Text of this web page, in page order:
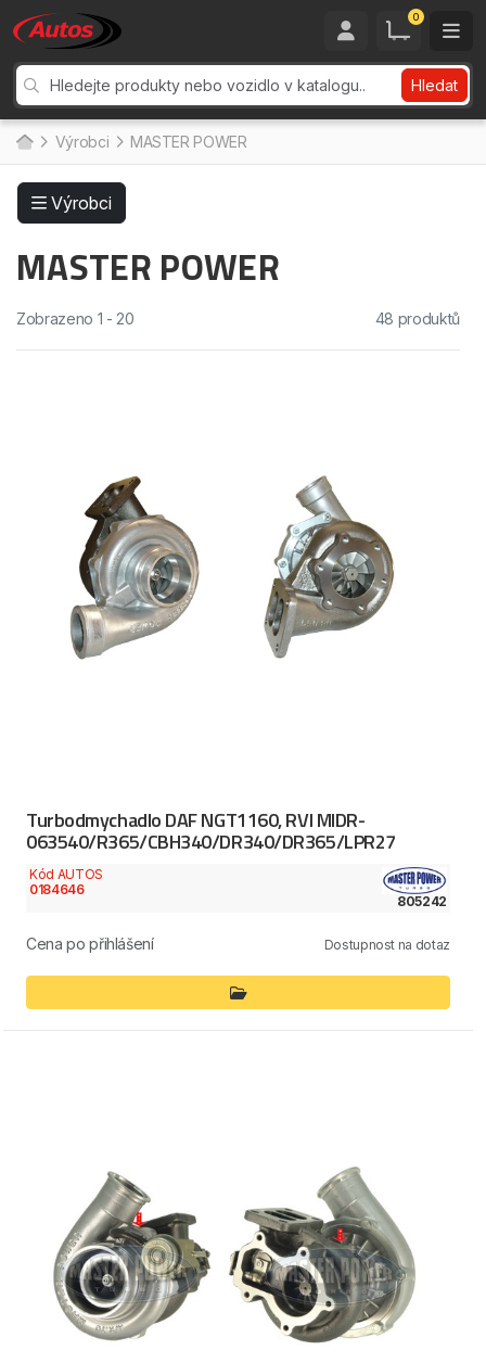
0
Hledat
Výrobci MASTER POWER
Výrobci
MASTER POWER
Zobrazeno 1 - 20 48 produktů
Turbodmychadlo DAF NGT1160, RVI MIDR-
063540/R365/CBH340/DR340/DR365/LPR27
Kód AUTOS
0184646
805242
Cena po přihlášení Dostupnost na dotaz